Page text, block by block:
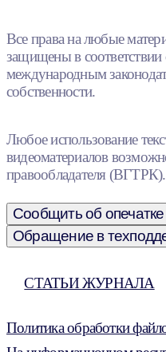
Все права на любые
защищены в соответствии
международным
собственности.
Любое использование
видеоматериалов
правообладателя (ВГТРК).
Сообщить об опечатке
Обращение в
СТАТЬИ ЖУРНАЛА
Политика обработки